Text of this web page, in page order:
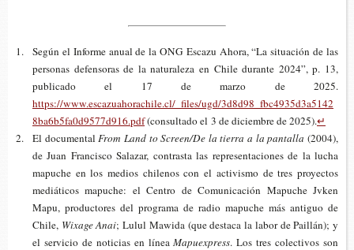
Según el Infor­me anual de la ONG Esca­zu Ahora, “La situa­ción de las
per­so­nas defen­so­ras de la natu­ra­le­za en Chile duran­te 2024”, p. 13,
publi­ca­do el 17 de marzo de 2025.
https://www.escazuahorachile.cl/_files/ugd/3d8d98_fbc4935d3a5142
8ba6b5fa0d9577d916.pdf(con­sul­ta­do el 3 de diciem­bre de 2025).↵
El documentalFrom Land to Screen/De latierra a lapantalla (2004),
de Juan Fran­cis­co Sala­zar, con­tras­ta las repre­sen­ta­cio­nes de la lucha
mapu­che en los medios chi­le­nos con el acti­vis­mo de tres pro­yec­tos
mediá­ti­cos mapu­che: el Cen­tro de Comu­ni­ca­ción Mapu­che Jvken
Mapu, pro­duc­to­res del pro­gra­ma de radio mapu­che más anti­guo de
Chile, Wixa­ge Anai; Lulul Mawi­da (que des­ta­ca la labor de Pai­llán); y
el ser­vi­cio de noti­cias en líneaMapuexpress. Los tres colec­ti­vos son